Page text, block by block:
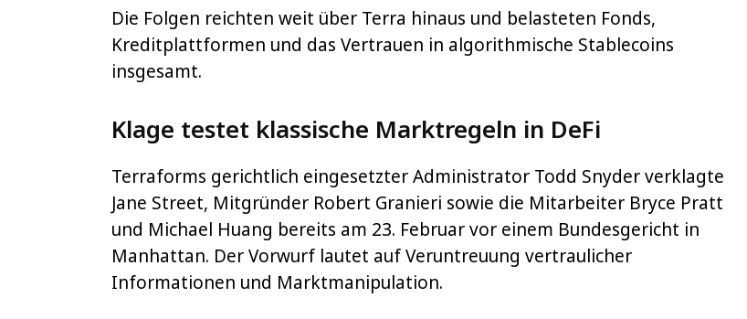
Die Folgen reichten weit über Terra hinaus und belasteten Fonds,
Kreditplattformen und das Vertrauen in algorithmische Stablecoins
insgesamt.
Klage testet klassische Marktregeln in DeFi
Terraforms gerichtlich eingesetzter Administrator Todd Snyder verklagte
Jane Street, Mitgründer Robert Granieri sowie die Mitarbeiter Bryce Pratt
und Michael Huang bereits am 23. Februar vor einem Bundesgericht in
Manhattan. Der Vorwurf lautet auf Veruntreuung vertraulicher
Informationen und Marktmanipulation.